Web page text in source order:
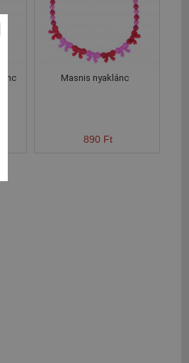
Masnis nyaklánc
890 Ft